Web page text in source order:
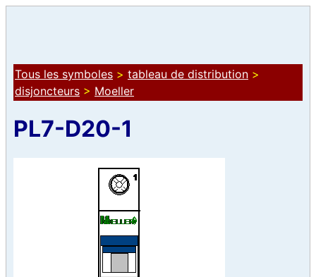
Tous les symboles > tableau de distribution >
disjoncteurs > Moeller
PL7-D20-1